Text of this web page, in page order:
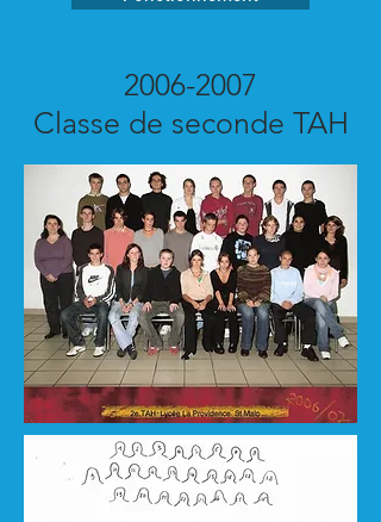
2006-2007
Classe de seconde TAH